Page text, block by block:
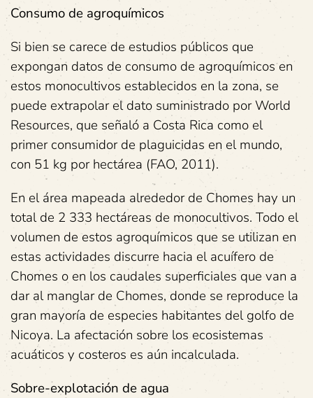
Consumo de agroquímicos
Si bien se carece de estudios públicos que
expongan datos de consumo de agroquímicos en
estos monocultivos establecidos en la zona, se
puede extrapolar el dato suministrado por World
Resources, que señaló a Costa Rica como el
primer consumidor de plaguicidas en el mundo,
con 51 kg por hectárea (FAO, 2011).
En el área mapeada alrededor de Chomes hay un
total de 2 333 hectáreas de monocultivos. Todo el
volumen de estos agroquímicos que se utilizan en
estas actividades discurre hacia el acuífero de
Chomes o en los caudales superficiales que van a
dar al manglar de Chomes, donde se reproduce la
gran mayoría de especies habitantes del golfo de
Nicoya. La afectación sobre los ecosistemas
acuáticos y costeros es aún incalculada.
Sobre-explotación de agua